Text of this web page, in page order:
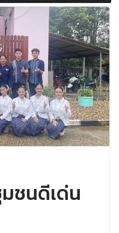
ชนดีเด่น